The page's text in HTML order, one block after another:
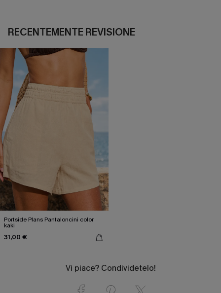
RECENTEMENTE REVISIONE
Portside Plans Pantaloncini color
kaki
31,00 €
Vi piace? Condividetelo!